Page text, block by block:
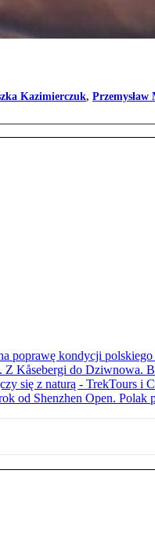
Kazimierczuk,
poprawę kondycji
Z Kåsebergi do Dziwnowa.
się z naturą - TrekTours i
od Shenzhen Open. Polak